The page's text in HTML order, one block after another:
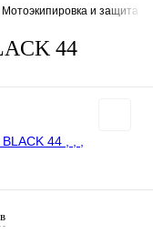
Мотоэкипировка и защита
44